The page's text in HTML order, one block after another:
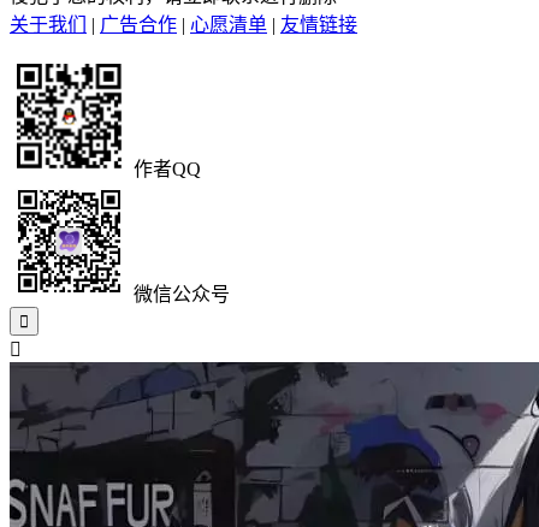
关于我们
| 广告合作 | 心愿清单 | 友情链接
作者QQ
微信公众号